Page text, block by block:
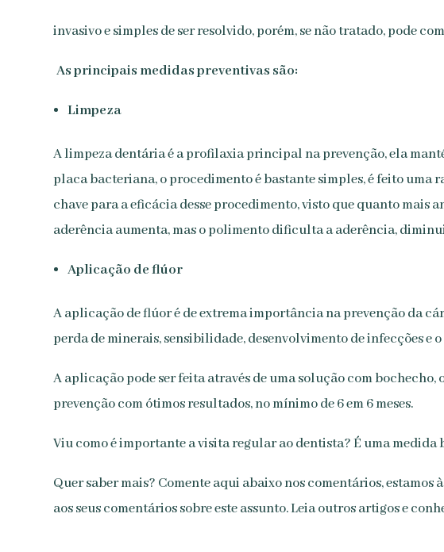
invasivo e simples de ser resolvido, porém, se não tratado, pode
As principais medidas preventivas são:
Limpeza
A limpeza dentária é a profilaxia principal na prevenção, ela
placa bacteriana, o procedimento é bastante simples, é feito uma
chave para a eficácia desse procedimento, visto que quanto
aderência aumenta, mas o polimento dificulta a aderência,
Aplicação de flúor
A aplicação de flúor é de extrema importância na prevenção da
perda de minerais, sensibilidade, desenvolvimento de infecções e o
A aplicação pode ser feita através de uma solução com bochecho,
prevenção com ótimos resultados, no mínimo de 6 em 6 meses.
Viu como é importante a visita regular ao dentista? É uma medida
Quer saber mais? Comente aqui abaixo nos comentários,
aos seus comentários sobre este assunto. Leia outros artigos e